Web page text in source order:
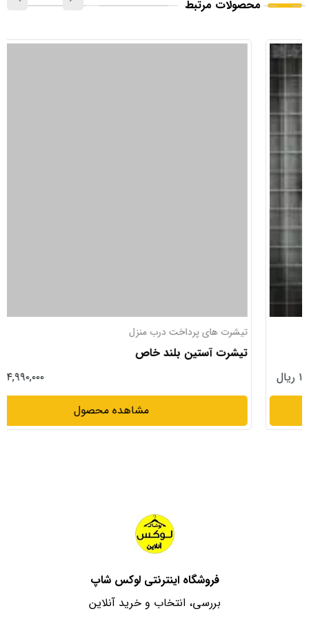
محصولات مرتبط
تیشرت های پرداخت درب منزل
تیشرت آستین بلند خاص
مشاهده محصول
فروشگاه اینترنتی لوکس شاپ
بررسی، انتخاب و خرید آنلاین